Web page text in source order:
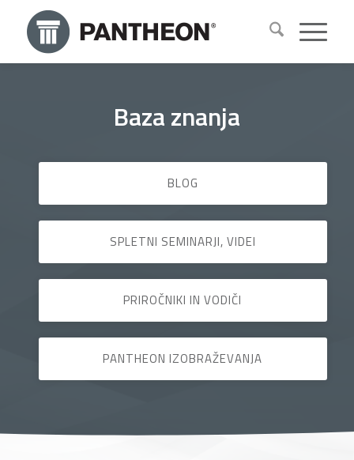
Baza znanja
BLOG
SPLETNI SEMINARJI, VIDEI
PRIROČNIKI IN VODIČI
PANTHEON IZOBRAŽEVANJA